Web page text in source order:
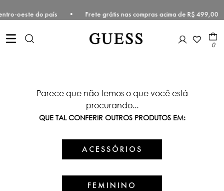
Centro-oeste do país • Frete grátis nas compras acima de R$
0
Parece que não temos o que você está
procurando...
QUE TAL CONFERIR OUTROS PRODUTOS EM:
ACESSÓRIOS
FEMININO